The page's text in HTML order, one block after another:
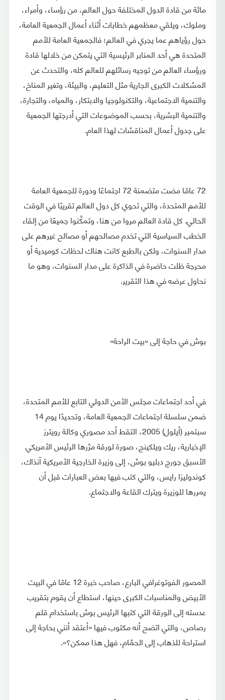
مائة من قادة الدول المختلفة حول العالم، من رؤساء، وأمراء،
وملوك، ويلقي معظمهم خطابات أثناء أعمال الجمعية العامة،
حول رؤياهم عما يجري في العالم؛ فالجمعية العامة للأمم
المتحدة هي أحد المنابر الرئيسية التي يتمكن من خلالها قادة
ورؤساء العالم من توجيه رسائلهم للعالم كله، والتحدث عن
المشكلات الكبرى الجارية مثل التعليم، والبيئة، وتغير المناخ،
والتنمية الاجتماعية، والتكنولوجيا والابتكار، والمياه، والتجارة،
والتنمية البشرية، بحسب الموضوعات التي أدرجتها الجمعية
على جدول أعمال المناقشات لهذا العام.
72 عامًا مضت متضمنة 72 اجتماعًا ودورة للجمعية العامة
للأمم المتحدة، والتي تحوي كل دول العالم تقريبًا في الوقت
الحالي. كل قادة العالم مروا من هنا، وتمكَّنوا جميعًا من إلقاء
الخطب السياسية التي تخدم مصالحهم أو مصالح غيرهم على
مدار السنوات، ولكن بالطبع كانت هناك لحظات كوميدية أو
محرجة ظلت حاضرة في الذاكرة على مدار السنوات، وهو ما
نحاول عرضه في هذا التقرير.
بوش في حاجة إلى «بيت الراحة»
في أحد اجتماعات مجلس الأمن الدولي التابع للأمم المتحدة،
ضمن سلسلة اجتماعات الجمعية العامة، وتحديدًا يوم 14
سبتمبر (أيلول) 2005، التقط أحد مصوري وكالة رويترز
الإخبارية، ريك ويلكينج، صورة لورقة مرَّرها الرئيس الأمريكي
الأسبق جورج دبليو بوش، إلى وزيرة الخارجية الأمريكية آنذاك،
كوندوليزا رايس، والتي كتب فيها بعض العبارات قبل أن
يمررها للوزيرة ويترك القاعة والاجتماع.
المصور الفوتوغرافي البارع، صاحب خبرة 12 عامًا في البيت
الأبيض والمناسبات الكبرى حينها، استطاع أن يقوم بتقريب
عدسته إلى الورقة التي كتبها الرئيس بوش باستخدام قلم
رصاص، والتي اتضح أنه مكتوب فيها «أعتقد أنني بحاجة إلى
استراحة للذهاب إلى الحمَّام، فهل هذا ممكن؟».